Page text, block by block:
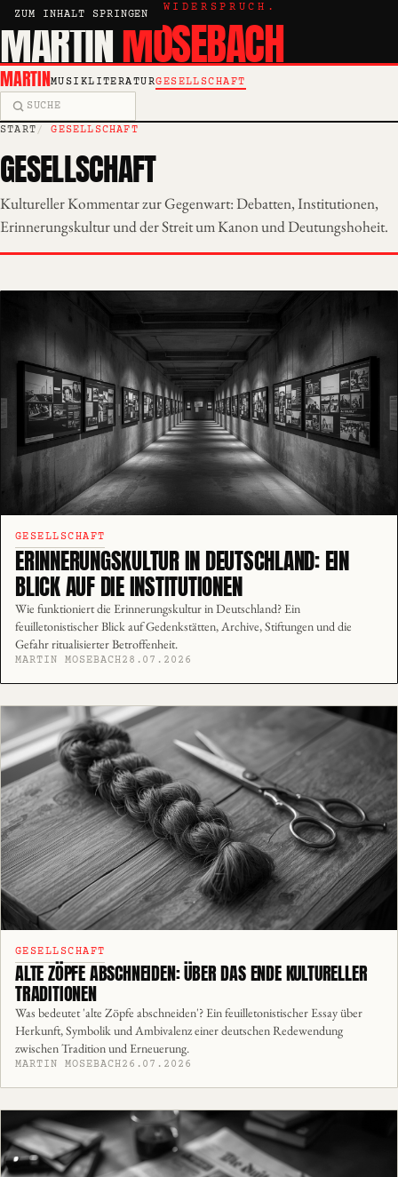
ZUM INHALT SPRINGEN
KRITIK, ESSAY, WIDERSPRUCH.
MARTINMOSEBACH
MARTINMUSIKLITERATURGESELLSCHAFT
Suche
START GESELLSCHAFT
GESELLSCHAFT
Kultureller Kommentar zur Gegenwart: Debatten, Institutionen,
Erinnerungskultur und der Streit um Kanon und Deutungshoheit.
GESELLSCHAFT
ERINNERUNGSKULTUR IN DEUTSCHLAND: EIN
BLICK AUF DIE INSTITUTIONEN
Wie funktioniert die Erinnerungskultur in Deutschland? Ein
feuilletonistischer Blick auf Gedenkstätten, Archive, Stiftungen und die
Gefahr ritualisierter Betroffenheit.
MARTIN MOSEBACH28.07.2026
GESELLSCHAFT
ALTE ZÖPFE ABSCHNEIDEN: ÜBER DAS ENDE KULTURELLER
TRADITIONEN
Was bedeutet 'alte Zöpfe abschneiden'? Ein feuilletonistischer Essay über
Herkunft, Symbolik und Ambivalenz einer deutschen Redewendung
zwischen Tradition und Erneuerung.
MARTIN MOSEBACH26.07.2026